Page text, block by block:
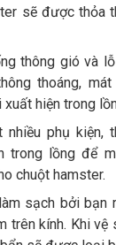
sẽ được thỏa
thông gió và
thoáng,
xuất hiện trong
phụ kiện,
trong lồng để
chuột hamster.
sạch bởi bạn
trên kính. Khi vệ